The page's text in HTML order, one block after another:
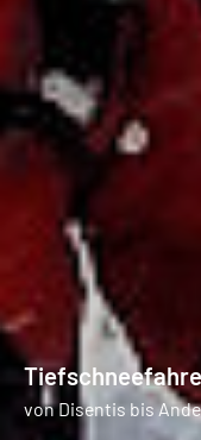
von Disentis bis